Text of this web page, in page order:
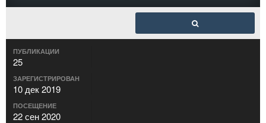
ПУБЛИКАЦИИ
25
ЗАРЕГИСТРИРОВАН
10 дек 2019
ПОСЕЩЕНИЕ
22 сен 2020